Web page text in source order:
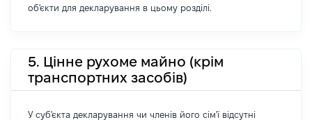
об'єкти для декларування в цьому розділі.
5. Цінне рухоме майно (крім
транспортних засобів)
У суб'єкта декларування чи членів його сім'ї відсутні